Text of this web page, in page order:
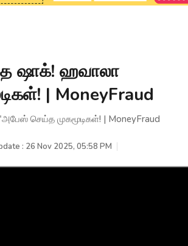
ஷாக்! ஹவாலா
| MoneyFraud
செய்த முகமூடிகள்! | MoneyFraud
: 26 Nov 2025, 05:58 PM